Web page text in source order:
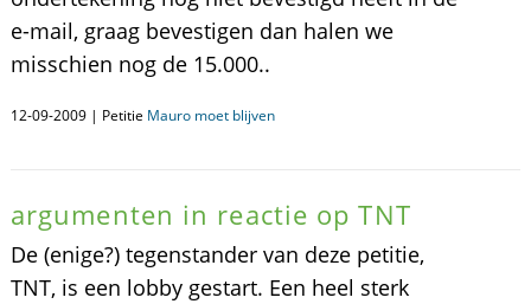
e-mail, graag bevestigen dan halen we
misschien nog de 15.000..
12-09-2009 | Petitie Mauro moet blijven
argumenten in reactie op TNT
De (enige?) tegenstander van deze petitie,
TNT, is een lobby gestart. Een heel sterk